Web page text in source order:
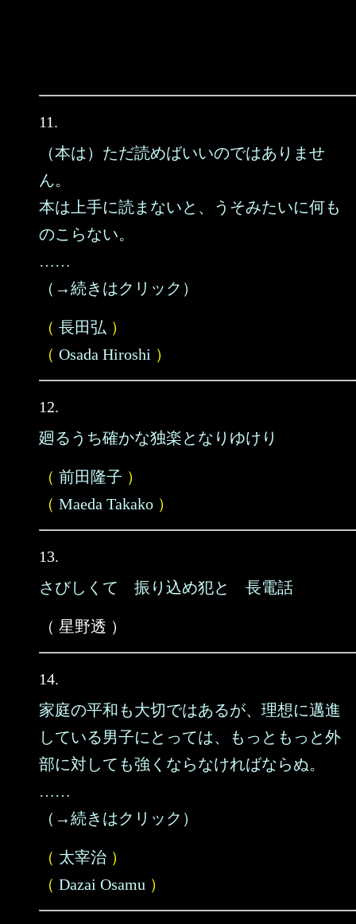
11.
（本は）ただ読めばいいのではありませ
ん。
本は上手に読まないと、うそみたいに何も
のこらない。
……
（→続きはクリック）
（ 長田弘 ）
（ Osada Hiroshi ）
12.
廻るうち確かな独楽となりゆけり
（ 前田隆子 ）
（ Maeda Takako ）
13.
さびしくて 振り込め犯と 長電話
（ 星野透 ）
14.
家庭の平和も大切ではあるが、理想に邁進
している男子にとっては、もっともっと外
部に対しても強くならなければならぬ。
……
（→続きはクリック）
（ 太宰治 ）
（ Dazai Osamu ）